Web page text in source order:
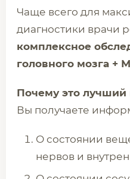
Чаще всего для
диагностики врачи
комплексное
головного мозга +
Почему это лучший
Вы получаете
О состоянии
нервов и